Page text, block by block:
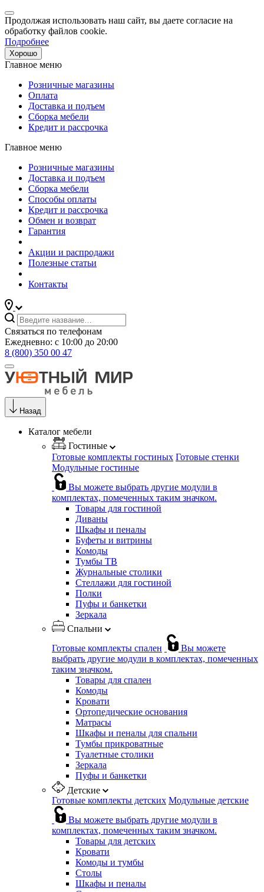
Продолжая использовать наш сайт, вы даете согласие на
обработку файлов cookie.
Подробнее
Хорошо
Главное меню
Розничные магазины
Оплата
Доставка и подъем
Сборка мебели
Кредит и рассрочка
Главное меню
Розничные магазины
Доставка и подъем
Сборка мебели
Способы оплаты
Кредит и рассрочка
Обмен и возврат
Гарантия
Акции и распродажи
Полезные статьи
Контакты
Связаться по телефонам
Ежедневно: с 10:00 до 20:00
8 (800) 350 00 47
Назад
Каталог мебели
Гостиные
Готовые комплекты гостиных Готовые стенки
Модульные гостиные
Вы можете выбрать другие модули в
комплектах, помеченных таким значком.
Товары для гостиной
Диваны
Шкафы и пеналы
Буфеты и витрины
Комоды
Тумбы ТВ
Журнальные столики
Стеллажи для гостиной
Полки
Пуфы и банкетки
Зеркала
Спальни
Готовые комплекты спален
Вы можете
выбрать другие модули в комплектах, помеченных
таким значком.
Товары для спален
Комоды
Кровати
Ортопедические основания
Матрасы
Шкафы и пеналы для спальни
Тумбы прикроватные
Туалетные столики
Зеркала
Пуфы и банкетки
Детские
Готовые комплекты детских Модульные детские
Вы можете выбрать другие модули в
комплектах, помеченных таким значком.
Товары для детских
Кровати
Комоды и тумбы
Столы
Шкафы и пеналы